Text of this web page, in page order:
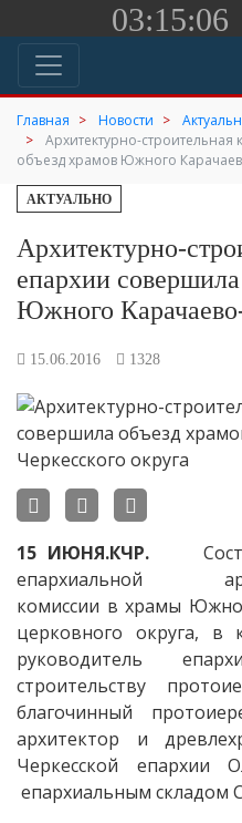
03:15:06
Главная Новости
Архитектурно-
объезд храмов Южного
АКТУАЛЬНО
Архитектурно-
епархии
Южного
15.06.2016 1328
15 ИЮНЯ.КЧР.
епархиальной
комиссии в храмы
церковного округа, в
руководитель
строительству
благочинный
архитектор и
Черкесской епархии
епархиальным складом